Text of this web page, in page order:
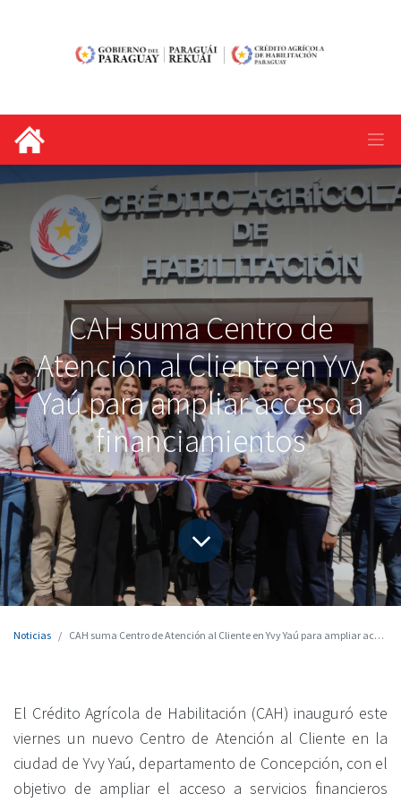
CAH suma Centro de
Atención al Cliente en Yvy
Yaú para ampliar acceso a
financiamientos
Noticias CAH suma Centro de Atención al Cliente en Yvy Yaú para ampliar acceso a financiamientos
El Crédito Agrícola de Habilitación (CAH) inauguró este
viernes un nuevo Centro de Atención al Cliente en la
ciudad de Yvy Yaú, departamento de Concepción, con el
objetivo de ampliar el acceso a servicios financieros